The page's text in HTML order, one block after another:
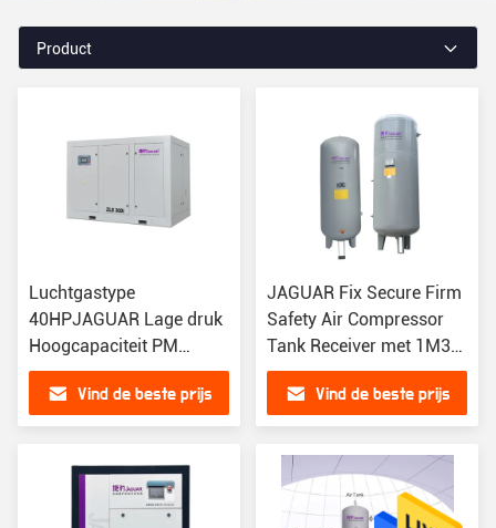
Product
Luchtgastype
40HPJAGUAR Lage druk
Hoogcapaciteit PM
schroefluchtcompressor
en muteVind de beste prijs
JAGUAR Fix Secure Firm
Safety Air Compressor
Tank Receiver met 1M3
Volume
Vind de beste prijs